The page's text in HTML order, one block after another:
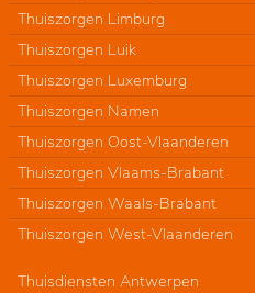
Thuiszorgen Limburg
Thuiszorgen Luik
Thuiszorgen Luxemburg
Thuiszorgen Namen
Thuiszorgen Oost-Vlaanderen
Thuiszorgen Vlaams-Brabant
Thuiszorgen Waals-Brabant
Thuiszorgen West-Vlaanderen
Thuisdiensten Antwerpen